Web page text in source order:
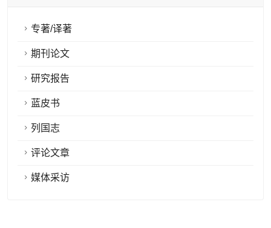
专著/译著
期刊论文
研究报告
蓝皮书
列国志
评论文章
媒体采访